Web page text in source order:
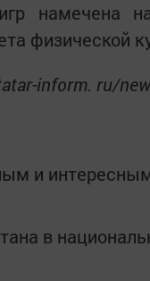
намечена
физической
inform. ru/
и
в